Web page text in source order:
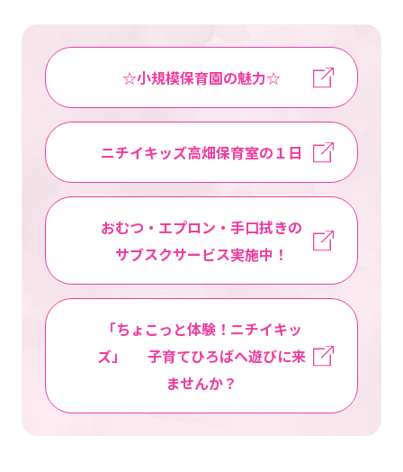
よくあるご質問
保育園に関するお問い合わせ
サイトマップ ニチイ学館オフィシャルサイト
☆小規模保育園の魅力☆
ニチイキッズ高畑保育室の１日
おむつ・エプロン・手口拭きの
サブスクサービス実施中！
「ちょこっと体験！ニチイキッ
ズ」 子育てひろばへ遊びに来
ませんか？